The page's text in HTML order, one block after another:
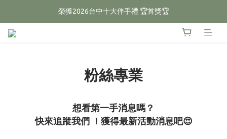
🌕2026中秋禮盒預購開跑🌕
榮獲2026台中十大伴手禮 🏆首獎🏆
粉絲專業
想看第一手消息嗎？
快來追蹤我們 ！ 獲得最新活動消息吧😍